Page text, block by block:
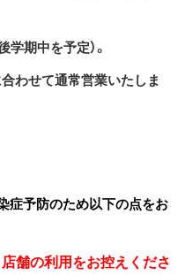
学期中を予定）。
わせて通常営業いたしま
症予防のため以下の点をお
舗の利用をお控えくださ